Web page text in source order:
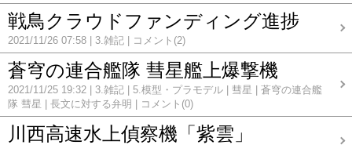
戦鳥クラウドファンディング進捗
2021/11/26 07:58 3.雑記 コメント(2)
蒼穹の連合艦隊 彗星艦上爆撃機
2021/11/25 19:32 3.雑記 5.模型・プラモデル 彗星
蒼穹の連合艦
隊 彗星
長文に対する弁明 コメント(0)
川西高速水上偵察機「紫雲」